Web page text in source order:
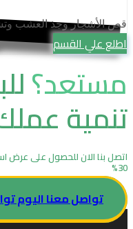
قص الأشجار وجذ العشب
اطلع علي القسم
مستعد؟
تنمية
اتصل بنا الان للحصول على
30%
تواصل معنا اليوم